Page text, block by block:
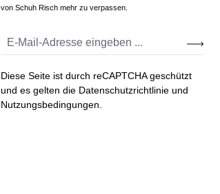
von Schuh Risch mehr zu verpassen.
Diese Seite ist durch reCAPTCHA geschützt
und es gelten die Datenschutzrichtlinie und
Nutzungsbedingungen